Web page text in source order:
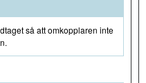
så att omkopplaren inte